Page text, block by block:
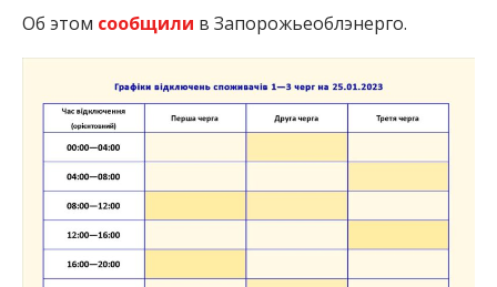
Об этом сообщили в Запорожьеоблэнерго.